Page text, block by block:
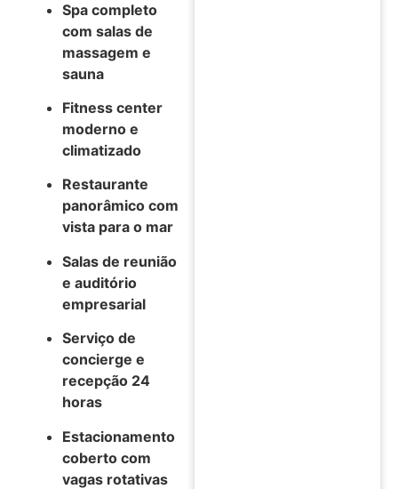
Spa completo
com salas de
massagem e
sauna
Fitness center
moderno e
climatizado
Restaurante
panorâmico com
vista para o mar
Salas de reunião
e auditório
empresarial
Serviço de
concierge e
recepção 24
horas
Estacionamento
coberto com
vagas rotativas